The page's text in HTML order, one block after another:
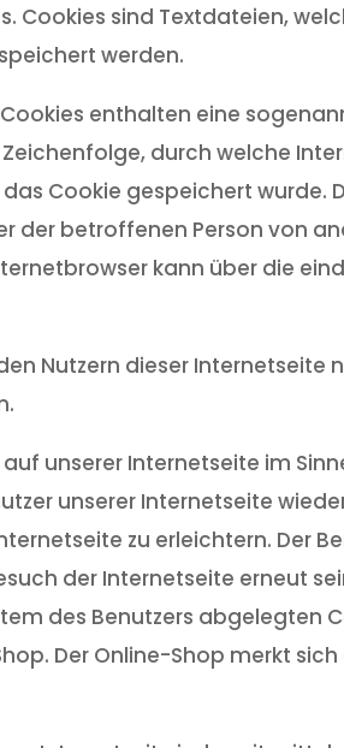
Cookies sind Textdateien,
werden.
enthalten eine
durch welche
Cookie gespeichert wurde.
der betroffenen Person von
kann über die
Nutzern dieser Internetseite
unserer Internetseite im
unserer Internetseite
zu erleichtern. Der
der Internetseite erneut
des Benutzers abgelegten
Der Online-Shop merkt sich